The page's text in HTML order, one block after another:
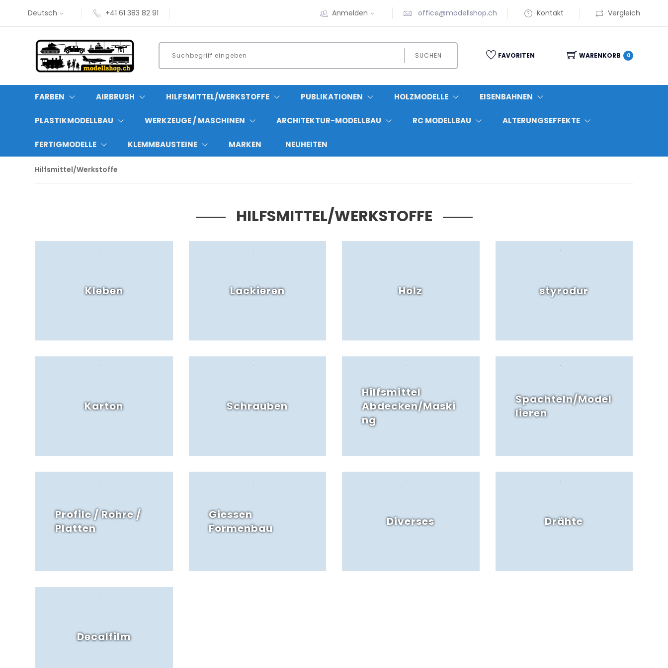
Deutsch +41 61 383 82 91 Anmelden office@modellshop.ch Kontakt Vergleich
SUCHEN FAVORITEN WARENKORB 0
FARBEN AIRBRUSH HILFSMITTEL/WERKSTOFFE PUBLIKATIONEN HOLZMODELLE EISENBAHNEN
PLASTIKMODELLBAU WERKZEUGE / MASCHINEN ARCHITEKTUR-MODELLBAU RC MODELLBAU ALTERUNGSEFFEKTE
FERTIGMODELLE KLEMMBAUSTEINE MARKEN NEUHEITEN
Hilfsmittel/Werkstoffe
HILFSMITTEL/WERKSTOFFE
Kleben Lackieren Holz styrodur
Karton Schrauben
Hilfsmittel
Abdecken/Maski
ng
Spachteln/Model
lieren
Profile / Rohre /
Platten
Giessen
Formenbau
Diverses Drähte
Decalfilm